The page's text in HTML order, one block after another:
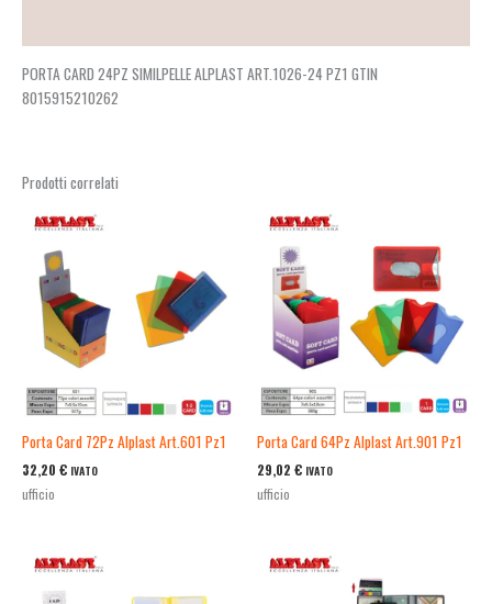
PORTA CARD 24PZ SIMILPELLE ALPLAST ART.1026-24 PZ1 GTIN
8015915210262
Prodotti correlati
Porta Card 72Pz Alplast Art.601 Pz1
32,20 € IVATO
ufficio
Porta Card 64Pz Alplast Art.901 Pz1
29,02 € IVATO
ufficio